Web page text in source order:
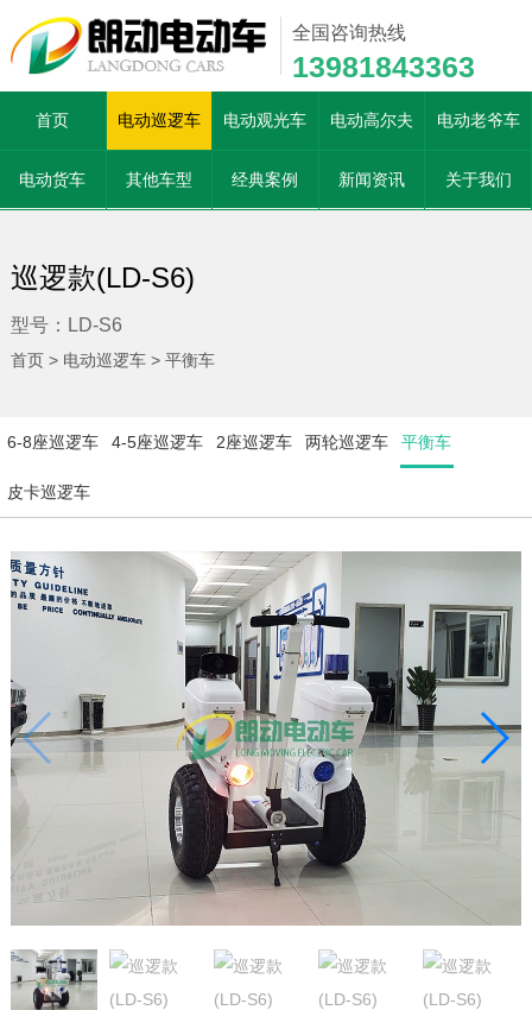
全国咨询热线
13981843363
首页 电动巡逻车 电动观光车 电动高尔夫 电动老爷车
电动货车 其他车型 经典案例 新闻资讯 关于我们
巡逻款(LD-S6)
型号：LD-S6
首页> 电动巡逻车> 平衡车
6-8座巡逻车 4-5座巡逻车 2座巡逻车 两轮巡逻车 平衡车
皮卡巡逻车